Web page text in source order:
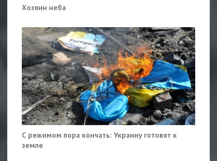
Хозяин неба
С режимом пора кончать: Украину готовят к
земле